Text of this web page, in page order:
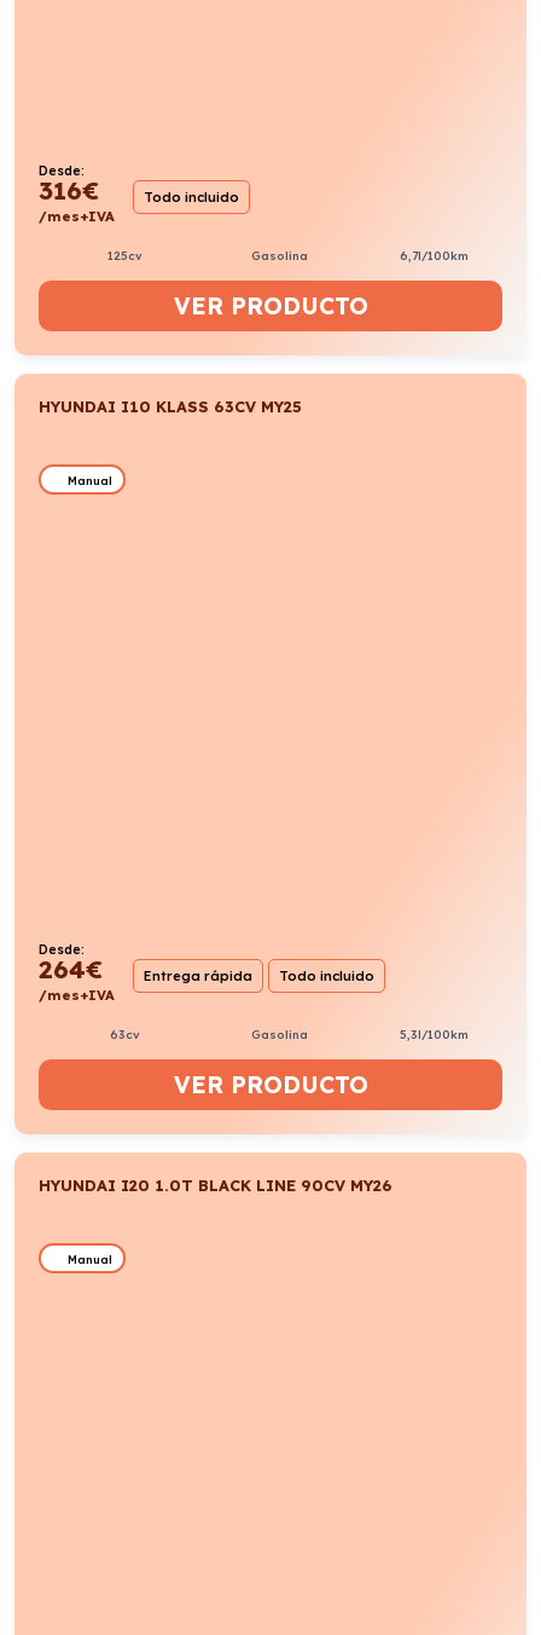
Desde:
316€
/mes+IVA
Todo incluido
125cv Gasolina 6,7l/100km
VER PRODUCTO
HYUNDAI I10 KLASS 63CV MY25
Manual
Desde:
264€
/mes+IVA
Entrega rápida Todo incluido
63cv Gasolina 5,3l/100km
VER PRODUCTO
HYUNDAI I20 1.0T BLACK LINE 90CV MY26
Manual